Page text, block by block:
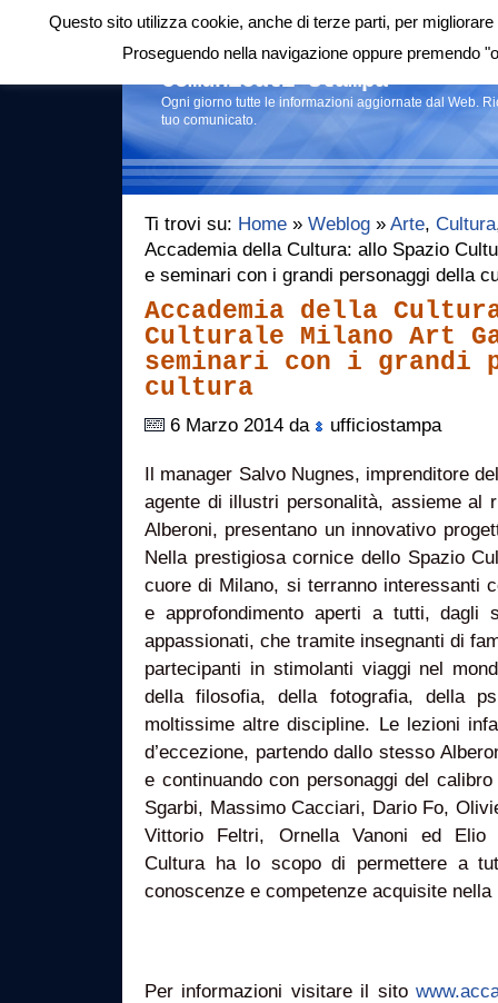
Login|RSS |
Comunicati stampa
Ogni giorno tutte le informazioni aggiornate dal Web.
tuo comunicato.
Ti trovi su: Home » Weblog » Arte, Cultura
Accademia della Cultura: allo Spazio
e seminari con i grandi personaggi della
Accademia della
Culturale Milano Art
seminari con i grandi
cultura
6 Marzo 2014 da ufficiostampa
Il manager Salvo Nugnes, imprenditore
agente di illustri personalità, assieme al
Alberoni, presentano un innovativo
Nella prestigiosa cornice dello Spazio
cuore di Milano, si terranno interessanti
e approfondimento aperti a tutti, dagli
appassionati, che tramite insegnanti di
partecipanti in stimolanti viaggi nel
della filosofia, della fotografia, della
moltissime altre discipline. Le lezioni
d’eccezione, partendo dallo stesso
e continuando con personaggi del
Sgarbi, Massimo Cacciari, Dario Fo,
Vittorio Feltri, Ornella Vanoni ed Elio
Cultura ha lo scopo di permettere a
conoscenze e competenze acquisite
Per informazioni visitare il sito
Questo sito utilizza cookie, anche di terze parti, per
Proseguendo nella navigazione oppure premendo